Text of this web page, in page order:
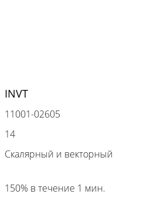
INVT
11001-02605
14
Скалярный и векторный
150% в течение 1 мин.